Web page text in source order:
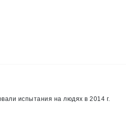
испытания на людях в 2014 г.